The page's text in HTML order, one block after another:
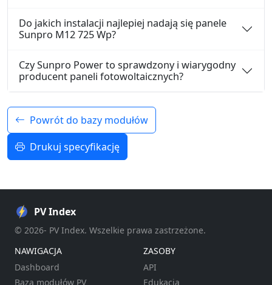
Do jakich instalacji najlepiej nadają się panele
Sunpro M12 725 Wp?
Czy Sunpro Power to sprawdzony i wiarygodny
producent paneli fotowoltaicznych?
Powrót do bazy modułów
Drukuj specyfikację
PV Index
© 2026- PV Index. Wszelkie prawa zastrzeżone.
NAWIGACJA
Dashboard
Baza modułów PV
ZASOBY
API
Edukacja